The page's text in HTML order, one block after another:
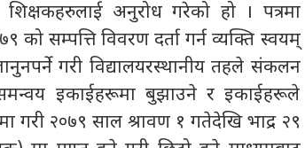
अनुरोध गरेको हो । पत्रमा
सम्पत्ति विवरण दर्ता गर्न व्यक्ति स्वयम्‌
गरी विद्यालयरस्थानीय तहले संकलन
इकाईहरूमा बुझाउने र इकाईहरूले
गरी २०७९ साल श्रावण १ गतेदेखि भाद्र २९